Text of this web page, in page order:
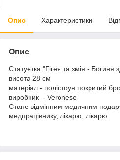
Опис Характеристики
Опис
Статуетка "Гігея та змія - Богиня
висота 28 см
матеріал - полістоун покритий
виробник - Veronese
Стане відмінним медичним
медпрацівнику, лікарю, лікарю.